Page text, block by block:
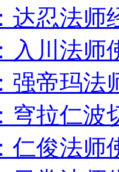
达忍法师
入川法师
强帝玛法
穹拉仁波
仁俊法师